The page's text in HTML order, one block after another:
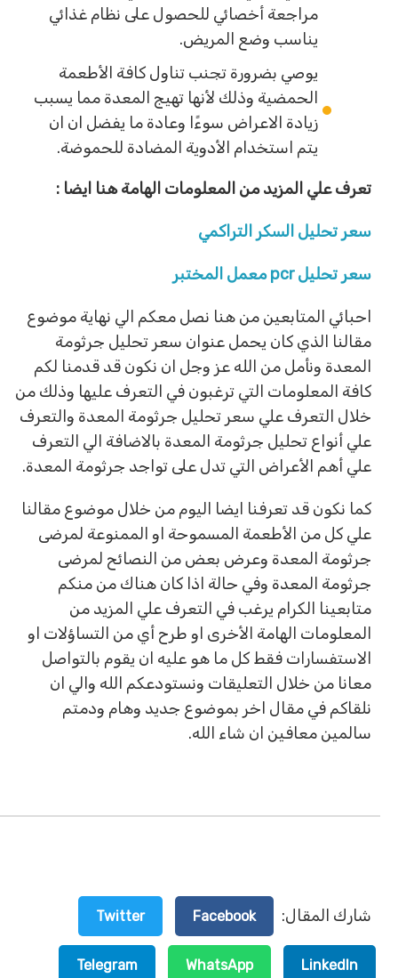
مراجعة أخصائي للحصول على نظام غذائي
يناسب وضع المريض.
يوصي بضرورة تجنب تناول كافة الأطعمة
الحمضية وذلك لأنها تهيج المعدة مما يسبب
زيادة الاعراض سوءًا وعادة ما يفضل ان ان
يتم استخدام الأدوية المضادة للحموضة.
تعرف علي المزيد من المعلومات الهامة هنا ايضا :
سعر تحليل السكر التراكمي
سعر تحليل pcr معمل المختبر
احبائي المتابعين من هنا نصل معكم الي نهاية موضوع
مقالنا الذي كان يحمل عنوان سعر تحليل جرثومة
المعدة ونأمل من الله عز وجل ان نكون قد قدمنا لكم
كافة المعلومات التي ترغبون في التعرف عليها وذلك من
خلال التعرف علي سعر تحليل جرثومة المعدة والتعرف
علي أنواع تحليل جرثومة المعدة بالاضافة الي التعرف
علي أهم الأعراض التي تدل على تواجد جرثومة المعدة.
كما نكون قد تعرفنا ايضا اليوم من خلال موضوع مقالنا
علي كل من الأطعمة المسموحة او الممنوعة لمرضى
جرثومة المعدة وعرض بعض من النصائح لمرضى
جرثومة المعدة وفي حالة اذا كان هناك من منكم
متابعينا الكرام يرغب في التعرف علي المزيد من
المعلومات الهامة الأخرى او طرح أي من التساؤلات او
الاستفسارات فقط كل ما هو عليه ان يقوم بالتواصل
معانا من خلال التعليقات ونستودعكم الله والي ان
نلقاكم في مقال اخر بموضوع جديد وهام ودمتم
سالمين معافين ان شاء الله.
شارك المقال: Facebook
Twitter
LinkedIn
WhatsApp
Telegram